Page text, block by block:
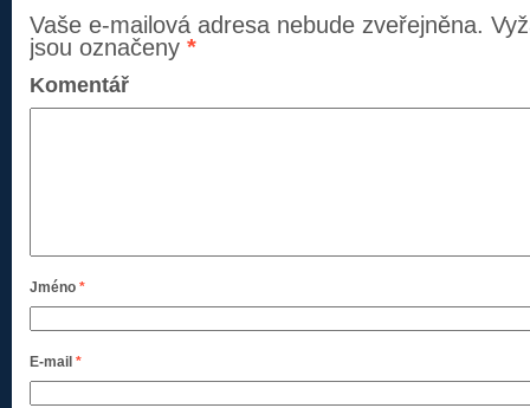
Vaše e-mailová adresa nebude zveřejněna.
jsou označeny *
Komentář
Jméno *
E-mail *